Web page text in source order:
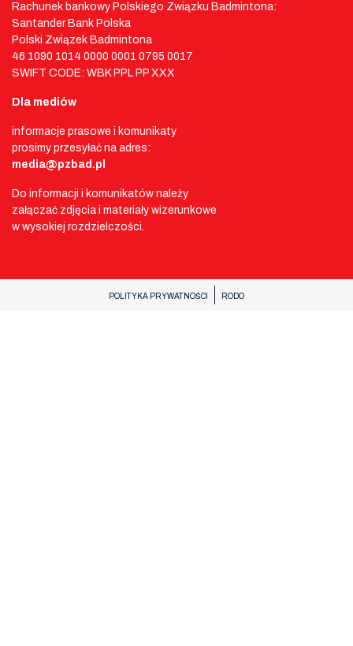
Rachunek bankowy Polskiego Związku Badmintona:
Santander Bank Polska
Polski Związek Badmintona
46 1090 1014 0000 0001 0795 0017
SWIFT CODE: WBK PPL PP XXX
Dla mediów
informacje prasowe i komunikaty
prosimy przesyłać na adres:
media@pzbad.pl
Do informacji i komunikatów należy
załączać zdjęcia i materiały wizerunkowe
w wysokiej rozdzielczości.
POLITYKA PRYWATNOŚCI RODO